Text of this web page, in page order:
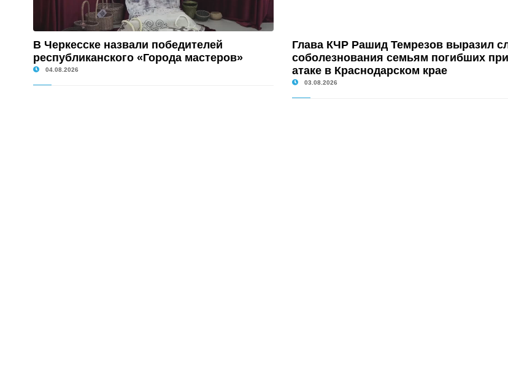
В Черкесске назвали победителей
республиканского «Города мастеров»
04.08.2026
Глава КЧР Рашид Темрезов выразил
соболезнования семьям погибших при
атаке в Краснодарском крае
03.08.2026